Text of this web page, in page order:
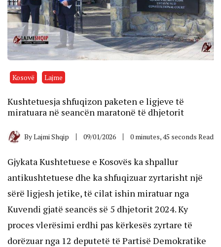
Kosovë Lajme
Kushtetuesja shfuqizon paketen e ligjeve të
miratuara në seancën maratonë të dhjetorit
ByLajmi Shqip 09/01/2026 0 minutes, 45 seconds Read
Gjykata Kushtetuese e Kosovës ka shpallur
antikushtetuese dhe ka shfuqizuar zyrtarisht një
sërë ligjesh jetike, të cilat ishin miratuar nga
Kuvendi gjatë seancës së 5 dhjetorit 2024. Ky
proces vlerësimi erdhi pas kërkesës zyrtare të
dorëzuar nga 12 deputetë të Partisë Demokratike